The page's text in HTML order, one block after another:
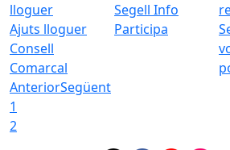
Ajuts lloguer
Consell
Comarcal
Segell Info
Participa
AnteriorSegüent
1
2